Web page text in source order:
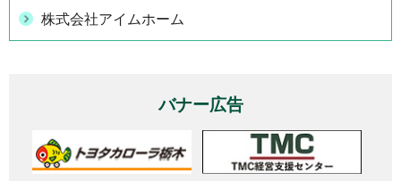
株式会社アイムホーム
バナー広告